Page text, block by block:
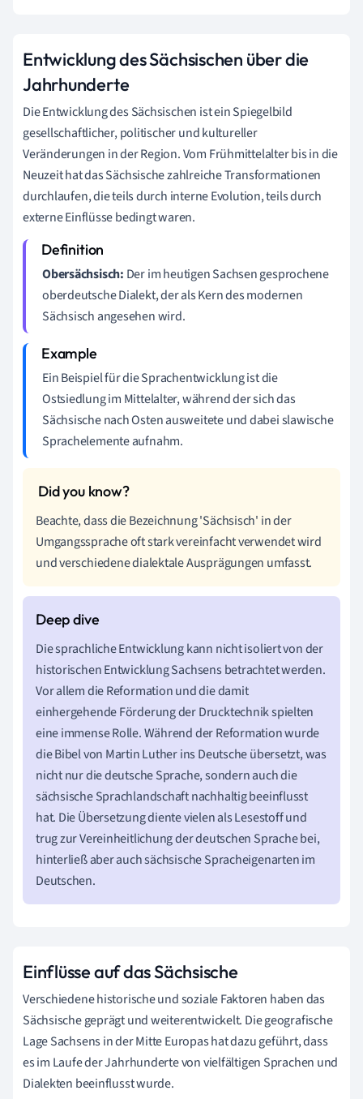
Entwicklung des Sächsischen über die
Jahrhunderte
Die Entwicklung des Sächsischen ist ein Spiegelbild
gesellschaftlicher, politischer und kultureller
Veränderungen in der Region. Vom Frühmittelalter bis in die
Neuzeit hat das Sächsische zahlreiche Transformationen
durchlaufen, die teils durch interne Evolution, teils durch
externe Einflüsse bedingt waren.
Obersächsisch: Der im heutigen Sachsen gesprochene
oberdeutsche Dialekt, der als Kern des modernen
Sächsisch angesehen wird.
Ein Beispiel für die Sprachentwicklung ist die
Ostsiedlung im Mittelalter, während der sich das
Sächsische nach Osten ausweitete und dabei slawische
Sprachelemente aufnahm.
Beachte, dass die Bezeichnung 'Sächsisch' in der
Umgangssprache oft stark vereinfacht verwendet wird
und verschiedene dialektale Ausprägungen umfasst.
Die sprachliche Entwicklung kann nicht isoliert von der
historischen Entwicklung Sachsens betrachtet werden.
Vor allem die Reformation und die damit
einhergehende Förderung der Drucktechnik spielten
eine immense Rolle. Während der Reformation wurde
die Bibel von Martin Luther ins Deutsche übersetzt, was
nicht nur die deutsche Sprache, sondern auch die
sächsische Sprachlandschaft nachhaltig beeinflusst
hat. Die Übersetzung diente vielen als Lesestoff und
trug zur Vereinheitlichung der deutschen Sprache bei,
hinterließ aber auch sächsische Spracheigenarten im
Deutschen.
Einflüsse auf das Sächsische
Verschiedene historische und soziale Faktoren haben das
Sächsische geprägt und weiterentwickelt. Die geografische
Lage Sachsens in der Mitte Europas hat dazu geführt, dass
es im Laufe der Jahrhunderte von vielfältigen Sprachen und
Dialekten beeinflusst wurde.